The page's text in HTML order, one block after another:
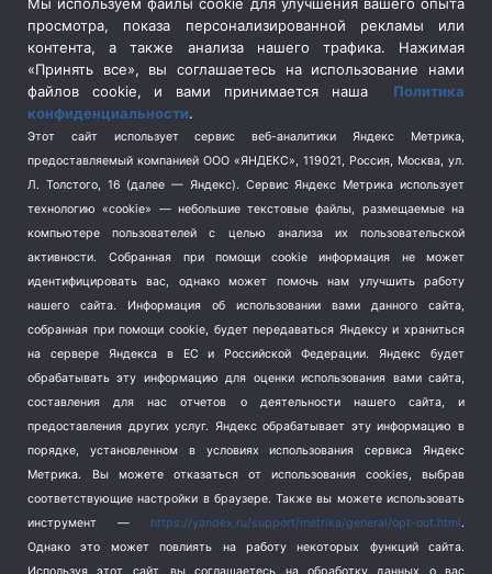
Социальная политика
(3)
Спецоперация в Украине
Спецоперация на Украине
(404)
Спорт (740)
Терроризм (1)
Транспорт (262)
Туризм (178)
Школа и спорт (2)
Экология (8)
Экономика (1172)
просмотра, показа персонализированной рекламы или
контента, а также анализа нашего трафика. Нажимая
«Принять все», вы соглашаетесь на использование нами
файлов cookie, и вами принимается наша Политика
конфиденциальности.
Этот сайт использует сервис веб-аналитики Яндекс Метрика,
предоставляемый компанией ООО «ЯНДЕКС», 119021, Россия, Москва, ул.
Л. Толстого, 16 (далее — Яндекс). Сервис Яндекс Метрика использует
технологию «cookie» — небольшие текстовые файлы, размещаемые на
компьютере пользователей с целью анализа их пользовательской
активности.
Собранная при помощи cookie информация не может
идентифицировать вас, однако может помочь нам улучшить работу
нашего сайта. Информация об использовании вами данного сайта,
собранная при помощи cookie, будет передаваться Яндексу и храниться
на сервере Яндекса в ЕС и Российской Федерации. Яндекс будет
обрабатывать эту информацию для оценки использования вами сайта,
составления для нас отчетов о деятельности нашего сайта, и
предоставления других услуг. Яндекс обрабатывает эту информацию в
порядке, установленном в условиях использования сервиса Яндекс
Метрика.
Вы можете отказаться от использования cookies, выбрав
соответствующие настройки в браузере. Также вы можете использовать
инструмент — https://yandex.ru/support/metrika/general/opt-out.html.
Однако это может повлиять на работу некоторых функций сайта.